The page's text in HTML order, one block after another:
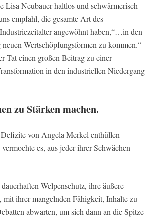
Lisa Neubauer haltlos und schwärmerisch
empfahl, die gesamte Art des
angewöhnt haben,“…in den
Wertschöpfungsformen zu kommen.“
Tat einen großen Beitrag zu einer
in den industriellen Niedergang
zu Stärken machen.
von Angela Merkel enthüllen
es, aus jeder ihrer Schwächen
Welpenschutz, ihre äußere
ihrer mangelnden Fähigkeit, Inhalte zu
abwarten, um sich dann an die Spitze